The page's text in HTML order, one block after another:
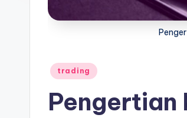
Posted
trading